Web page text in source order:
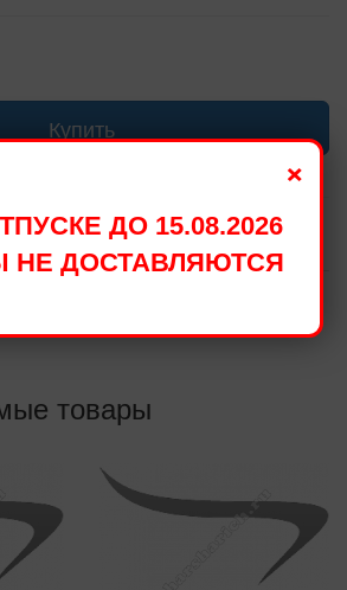
Купить
Гарантии
Маленький пират
товары
×
ДО 15.08.2026
НЕ ДОСТАВЛЯЮТСЯ